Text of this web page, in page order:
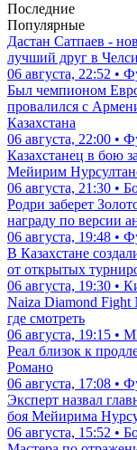
Последние
Популярные
Дастан Сатпаев -
лучший друг в Челси
06 августа, 22:52 •
Был чемпионом
провалился с
Казахстана
06 августа, 22:00 •
Казахстанец в бою
Мейирим
06 августа, 21:30 •
Родри заберет
награду по версии
06 августа, 19:48 •
В Казахстане
от открытых
06 августа, 19:30 •
Naiza Diamond Fight
где смотреть
06 августа, 19:15 •
Реал близок к
Романо
06 августа, 17:08 •
Эксперт назвал
боя Мейирима
06 августа, 15:52 •